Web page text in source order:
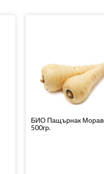
БИО Пащърнак
500гр.